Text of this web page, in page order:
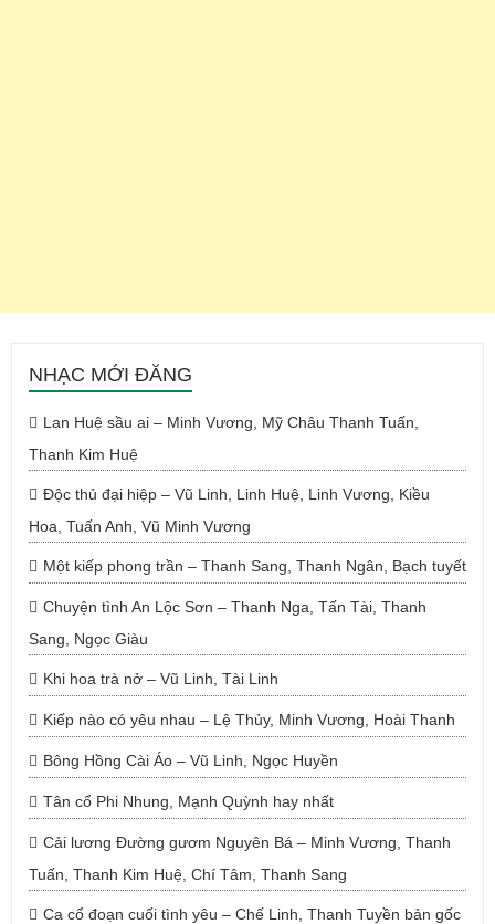
NHẠC MỚI ĐĂNG
Lan Huệ sầu ai – Minh Vương, Mỹ Châu Thanh Tuấn,
Thanh Kim Huệ
Độc thủ đại hiệp – Vũ Linh, Linh Huệ, Linh Vương, Kiều
Hoa, Tuấn Anh, Vũ Minh Vương
Một kiếp phong trần – Thanh Sang, Thanh Ngân, Bạch tuyết
Chuyện tình An Lộc Sơn – Thanh Nga, Tấn Tài, Thanh
Sang, Ngọc Giàu
Khi hoa trà nở – Vũ Linh, Tài Linh
Kiếp nào có yêu nhau – Lệ Thủy, Minh Vương, Hoài Thanh
Bông Hồng Cài Áo – Vũ Linh, Ngọc Huyền
Tân cổ Phi Nhung, Mạnh Quỳnh hay nhất
Cải lương Đường gươm Nguyên Bá – Minh Vương, Thanh
Tuấn, Thanh Kim Huệ, Chí Tâm, Thanh Sang
Ca cổ đoạn cuối tình yêu – Chế Linh, Thanh Tuyền bản gốc